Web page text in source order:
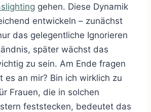
gehen. Diese Dynamik
entwickeln – zunächst
das gelegentliche Ignorieren
später wächst das
zu sein. Am Ende fragen
es an mir? Bin ich wirklich zu
Frauen, die in solchen
feststecken, bedeutet das